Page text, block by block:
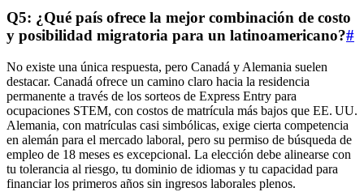
Q5: ¿Qué país ofrece la mejor combinación de costo
y posibilidad migratoria para un latinoamericano?#
No existe una única respuesta, pero Canadá y Alemania suelen
destacar. Canadá ofrece un camino claro hacia la residencia
permanente a través de los sorteos de Express Entry para
ocupaciones STEM, con costos de matrícula más bajos que EE. UU.
Alemania, con matrículas casi simbólicas, exige cierta competencia
en alemán para el mercado laboral, pero su permiso de búsqueda de
empleo de 18 meses es excepcional. La elección debe alinearse con
tu tolerancia al riesgo, tu dominio de idiomas y tu capacidad para
financiar los primeros años sin ingresos laborales plenos.